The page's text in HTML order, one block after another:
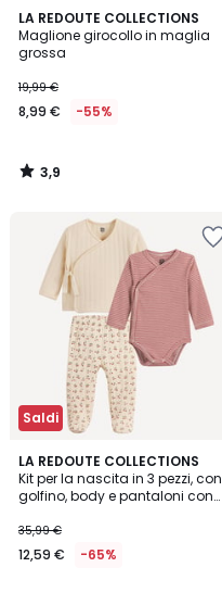
LA REDOUTE COLLECTIONS
Maglione girocollo in maglia
grossa
19,99 €
8,99 € -55%
3,9
/ 5
3,9
/
Saldi
LA REDOUTE COLLECTIONS
Kit per la nascita in 3 pezzi, con
golfino, body e pantaloni con
35,99 €
12,59 € -65%
2
/
5